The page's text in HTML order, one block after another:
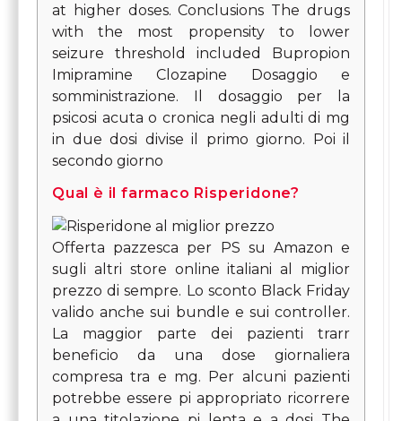
at higher doses. Conclusions The drugs
with the most propensity to lower
seizure threshold included Bupropion
Imipramine Clozapine Dosaggio e
somministrazione. Il dosaggio per la
psicosi acuta o cronica negli adulti di mg
in due dosi divise il primo giorno. Poi il
secondo giorno
Qual è il farmaco Risperidone?
Offerta pazzesca per PS su Amazon e
sugli altri store online italiani al miglior
prezzo di sempre. Lo sconto Black Friday
valido anche sui bundle e sui controller.
La maggior parte dei pazienti trarr
beneficio da una dose giornaliera
compresa tra e mg. Per alcuni pazienti
potrebbe essere pi appropriato ricorrere